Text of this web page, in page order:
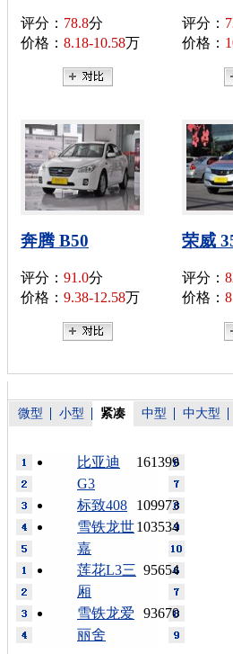
评分： 78.8分
价格： 8.18-10.58万
评分：
价格：
奔腾 B50
评分： 91.0分
价格： 9.38-12.58万
荣威
评分：
价格：
微型 小型 紧凑 中型 中大型
161399
比亚迪
G3
109973
标致408
103534
雪铁龙世
嘉
95654
莲花L3三
厢
93670
雪铁龙爱
丽舍